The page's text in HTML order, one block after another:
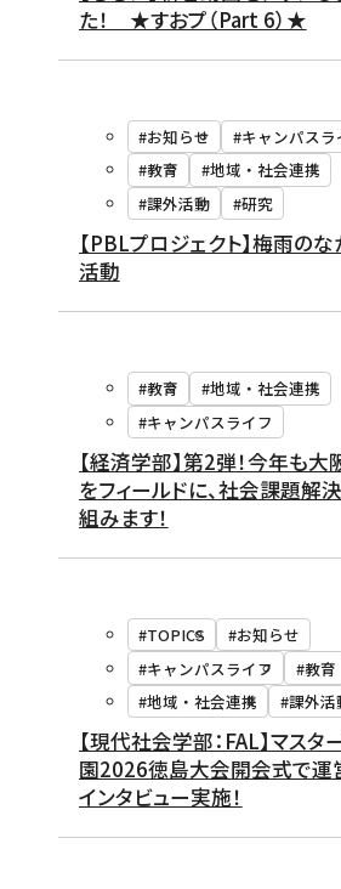
た！ ★すおプ（Part 6）★
#お知らせ
#キャンパスラ
#教育
#地域・社会連携
#課外活動
#研究
【PBLプロジェクト】梅雨の
活動
#教育
#地域・社会連携
#キャンパスライフ
【経済学部】第2弾！今年も
をフィールドに、社会課題解
組みます！
#TOPICS
#お知らせ
#キャンパスライフ
#教育
#地域・社会連携
#課外活
【現代社会学部：FAL】マスタ
園2026徳島大会開会式で運
インタビュー実施！